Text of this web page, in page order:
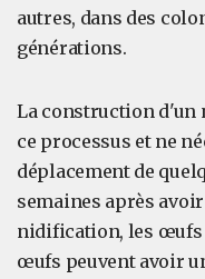
autres, dans des
générations.
La construction d'un
ce processus et ne
déplacement de
semaines après
nidification, les œufs
œufs peuvent avoir